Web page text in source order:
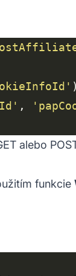
,
alebo
funkcie